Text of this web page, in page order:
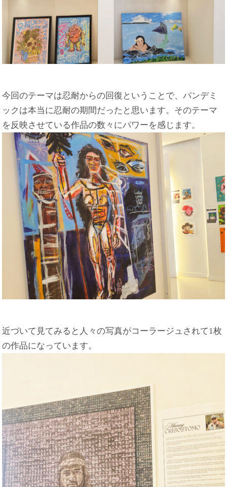
今回のテーマは忍耐からの回復ということで、パンデミ
ックは本当に忍耐の期間だったと思います。そのテーマ
を反映させている作品の数々にパワーを感じます。
近づいて見てみると人々の写真がコーラージュされて1枚
の作品になっています。